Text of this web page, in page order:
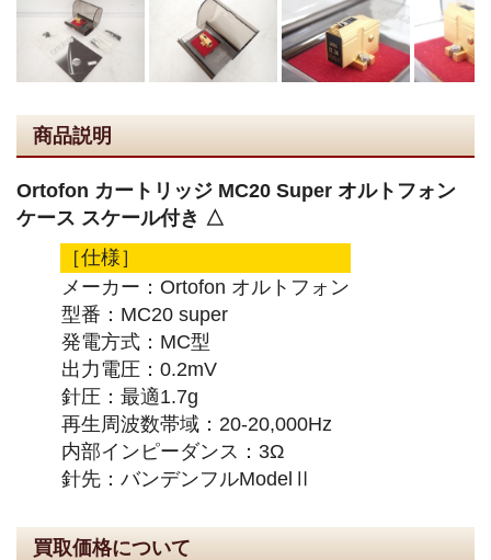
商品説明
Ortofon カートリッジ MC20 Super オルトフォン
ケース スケール付き △
［仕様］
メーカー：Ortofon オルトフォン
型番：MC20 super
発電方式：MC型
出力電圧：0.2mV
針圧：最適1.7g
再生周波数帯域：20-20,000Hz
内部インピーダンス：3Ω
針先：バンデンフルModelⅡ
買取価格について